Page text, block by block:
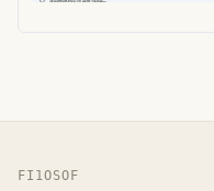
FI1OSOF